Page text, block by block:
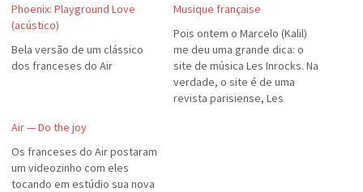
Phoenix: Playground Love
(acústico)
Bela versão de um clássico
dos franceses do Air
Musique française
Pois ontem o Marcelo (Kalil)
me deu uma grande dica: o
site de música Les Inrocks. Na
verdade, o site é de uma
revista parisiense, Les
Air — Do the joy
Os franceses do Air postaram
um videozinho com eles
tocando em estúdio sua nova